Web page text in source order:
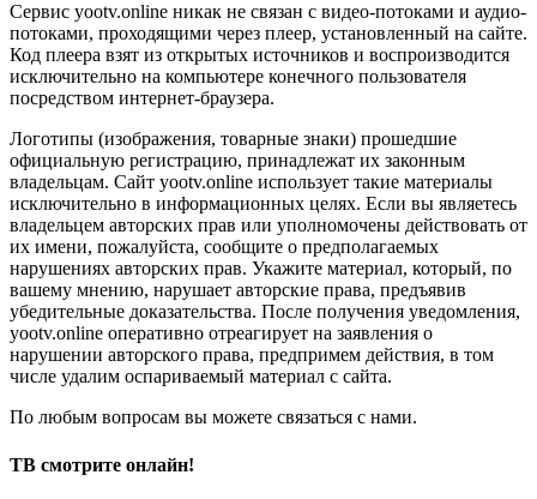
Сервис yootv.online никак не связан с видео-потоками и аудио-
потоками, проходящими через плеер, установленный на сайте.
Код плеера взят из открытых источников и воспроизводится
исключительно на компьютере конечного пользователя
посредством интернет-браузера.
Логотипы (изображения, товарные знаки) прошедшие
официальную регистрацию, принадлежат их законным
владельцам. Сайт yootv.online использует такие материалы
исключительно в информационных целях. Если вы являетесь
владельцем авторских прав или уполномочены действовать от
их имени, пожалуйста, сообщите о предполагаемых
нарушениях авторских прав. Укажите материал, который, по
вашему мнению, нарушает авторские права, предъявив
убедительные доказательства. После получения уведомления,
yootv.online оперативно отреагирует на заявления о
нарушении авторского права, предпримем действия, в том
числе удалим оспариваемый материал с сайта.
По любым вопросам вы можете связаться с нами.
ТВ смотрите онлайн!